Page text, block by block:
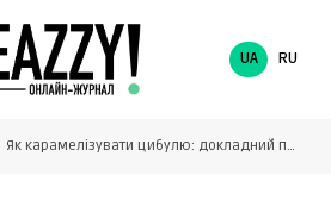
UA RU
Як карамелізувати цибулю: докладний посібник